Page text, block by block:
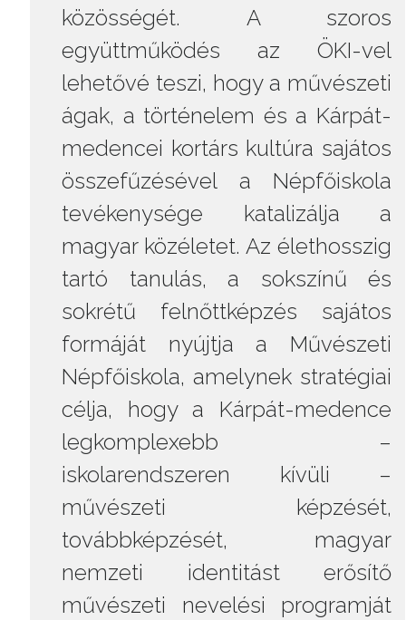
közösségét. A szoros
együttműködés az ÖKI-vel
lehetővé teszi, hogy a művészeti
ágak, a történelem és a Kárpát-
medencei kortárs kultúra sajátos
összefűzésével a Népfőiskola
tevékenysége katalizálja a
magyar közéletet. Az élethosszig
tartó tanulás, a sokszínű és
sokrétű felnőttképzés sajátos
formáját nyújtja a Művészeti
Népfőiskola, amelynek stratégiai
célja, hogy a Kárpát-medence
legkomplexebb –
iskolarendszeren kívüli –
művészeti képzését,
továbbképzését, magyar
nemzeti identitást erősítő
művészeti nevelési programját